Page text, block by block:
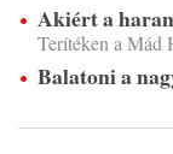
Akiért a
Terítéken a Mád
Balatoni a